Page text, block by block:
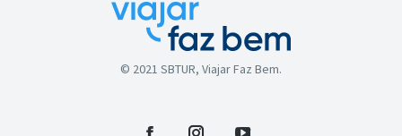
© 2021 SBTUR, Viajar Faz Bem.